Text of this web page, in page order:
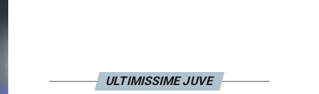
ULTIMISSIME JUVE